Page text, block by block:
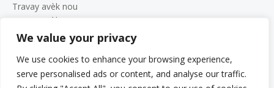
We value your privacy
We use cookies to enhance your browsing experience,
serve personalised ads or content, and analyse our traffic.
Travay avèk nou
Travay avèk nou
Opòtinite Travay
Pwogram Estaj pou Etidyan Gradye
Fè yon don